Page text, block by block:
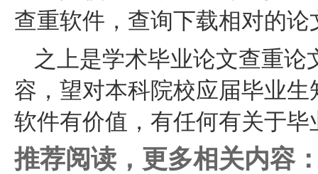
查重软件，查询下载相对的
之上是学术毕业论文查重
容，望对本科院校应届毕业
软件有价值，有任何有关于
推荐阅读，更多相关内容